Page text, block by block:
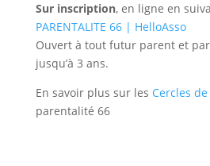
Sur inscription, en ligne en
PARENTALITE 66 | HelloAsso
Ouvert à tout futur parent et
jusqu’à 3 ans.
En savoir plus sur les Cercles
parentalité 66